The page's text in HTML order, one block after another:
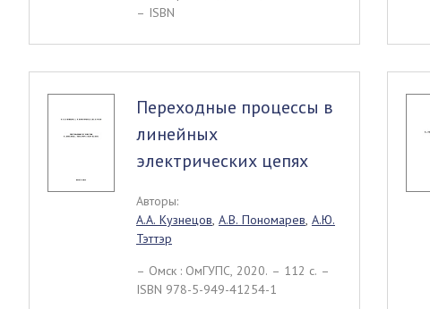
– ISBN
Переходные процессы в
линейных
электрических цепях
Авторы:
А.А. Кузнецов, А.В. Пономарев, А.Ю.
Тэттэр
– Омск : ОмГУПС, 2020. – 112 c. –
ISBN 978-5-949-41254-1